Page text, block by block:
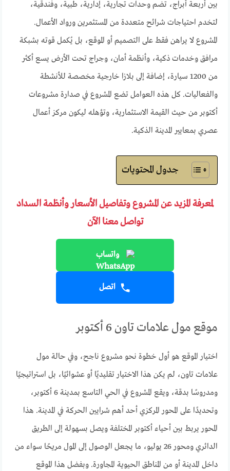
بين أربعة أبراج، تضم وحدات تجارية، إدارية، طبية، وفندقية،
لتخدم احتياجات شرائح متعددة من المستثمرين ورواد الأعمال.
المشروع لا يراهن فقط على التصميم أو الموقع، بل يُكمل قوته بشبكة
مرافق وخدمات ذكية، وأنظمة أمان، وجراج تحت الأرض يسع أكثر
من 1200 سيارة، إضافة إلى بلازا خارجية مخصصة للأنشطة
والفعاليات. كل هذه العوامل تضع المشروع في صدارة مشروعات
أكتوبر من حيث القيمة الاستثمارية، وتؤهله ليكون مركز أعمال
عصري بمعايير المدينة الذكية.
جدول المحتويات
لمعرفة المزيد عن المشروع وتفاصيل الأسعار وأنظمة السداد
تواصل معنا الآن
واتساب
اتصل
موقع مول علامات تاون 6 أكتوبر
اختيار الموقع هو أول خطوة نحو مشروع ناجح، وفي حالة مول
علامات تاون، لم يكن هذا الاختيار تقليديًا أو عشوائيًا، بل استراتيجيًا
ومدروسًا بدقة، ويقع المشروع في الحي التاسع بمدينة 6 أكتوبر،
وتحديدًا على المحور المركزي أحد أهم شرايين الحركة في المدينة. هذا
المحور يربط بين أحياء أكتوبر المختلفة ويصل بسهولة إلى الطريق
الدائري ومحور 26 يوليو، ما يجعل الوصول إلى المول مريحًا سواء من
داخل المدينة أو من المناطق الحيوية المجاورة. وبفضل هذا الموقع